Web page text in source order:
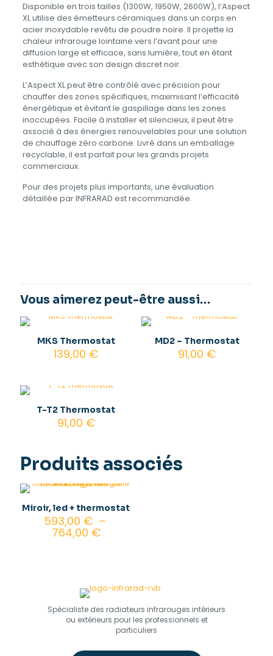
Disponible en trois tailles (1300W, 1950W, 2600W), l’Aspect
XL utilise des émetteurs céramiques dans un corps en
acier inoxydable revêtu de poudre noire. Il projette la
chaleur infrarouge lointaine vers l’avant pour une
diffusion large et efficace, sans lumière, tout en étant
esthétique avec son design discret noir.
L’Aspect XL peut être contrôlé avec précision pour
chauffer des zones spécifiques, maximisant l’efficacité
énergétique et évitant le gaspillage dans les zones
inoccupées. Facile à installer et silencieux, il peut être
associé à des énergies renouvelables pour une solution
de chauffage zéro carbone. Livré dans un emballage
recyclable, il est parfait pour les grands projets
commerciaux.
Pour des projets plus importants, une évaluation
détaillée par INFRARAD est recommandée.
sur “Aspect XL”
Vous devez être connectépour publier un avis.
Vous aimerez peut-être aussi…
MKS Thermostat
139,00 €
MD2 – Thermostat
91,00 €
T-T2 Thermostat
91,00 €
Produits associés
Miroir, led + thermostat
593,00 € –
764,00 €Plage
764,00 €
Spécialiste des radiateurs infrarouges intérieurs
ou extérieurs pour les professionnels et
particuliers